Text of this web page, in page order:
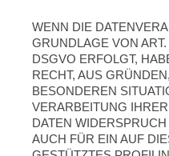
WENN DIE
GRUNDLAGE VON
DSGVO ERFOLGT,
RECHT, AUS
BESONDEREN
VERARBEITUNG
DATEN
AUCH FÜR EIN AUF